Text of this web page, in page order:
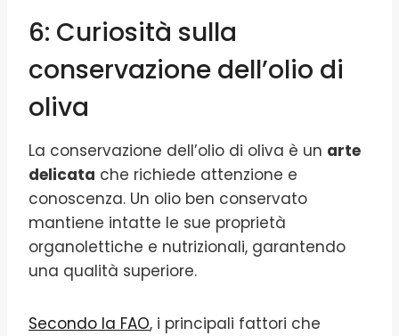
6: Curiosità sulla
conservazione dell’olio di
oliva
La conservazione dell’olio di oliva è un arte
delicata che richiede attenzione e
conoscenza. Un olio ben conservato
mantiene intatte le sue proprietà
organolettiche e nutrizionali, garantendo
una qualità superiore.
Secondo la FAO, i principali fattori che